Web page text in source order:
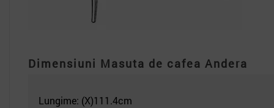
Dimensiuni Masuta de cafea Andera
Lungime: (X)111.4cm